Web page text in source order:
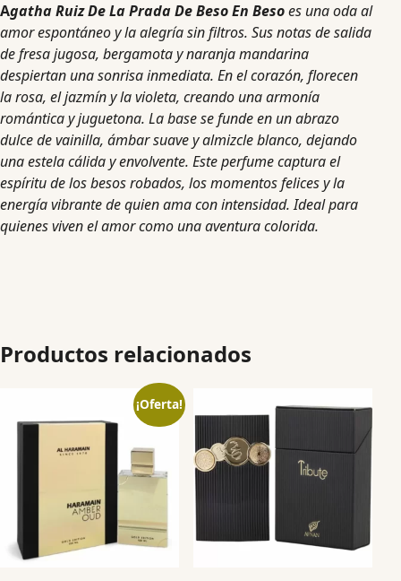
Agatha Ruiz De La Prada De Beso En Besoes una oda al
amor espontáneo y la alegría sin filtros. Sus notas de salida
de fresa jugosa, bergamota y naranja mandarina
despiertan una sonrisa inmediata. En el corazón, florecen
la rosa, el jazmín y la violeta, creando una armonía
romántica y juguetona. La base se funde en un abrazo
dulce de vainilla, ámbar suave y almizcle blanco, dejando
una estela cálida y envolvente. Este perfume captura el
espíritu de los besos robados, los momentos felices y la
energía vibrante de quien ama con intensidad. Ideal para
quienes viven el amor como una aventura colorida.
Productos relacionados
¡Oferta!